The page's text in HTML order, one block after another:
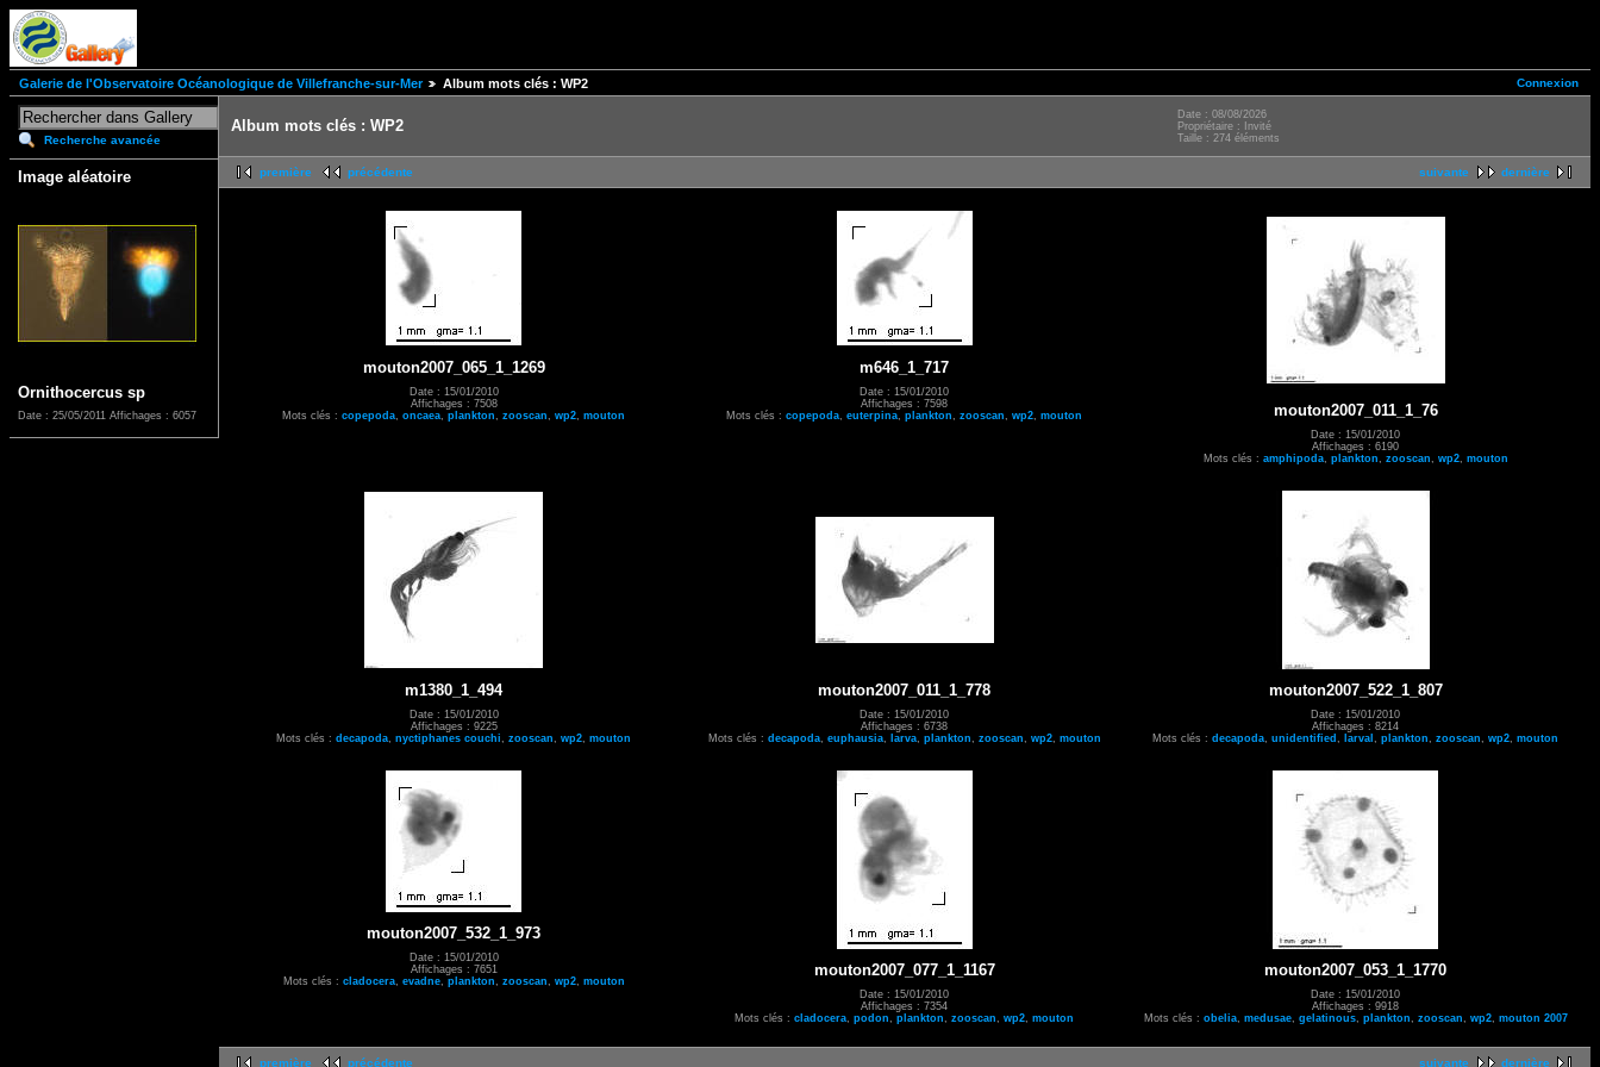
Connexion
Galerie de l'Observatoire Océanologique de Villefranche-sur-Mer Album mots clés : WP2
Recherche avancée
Image aléatoire
Ornithocercus sp
Date : 25/05/2011 Affichages : 6057
Album mots clés : WP2
Date : 08/08/2026
Propriétaire : Invité
Taille : 274 éléments
suivante dernière
première précédente
mouton2007_065_1_1269
Date : 15/01/2010
Affichages : 7508
Mots clés : copepoda oncaea plankton zooscan wp2 mouton
m646_1_717
Date : 15/01/2010
Affichages : 7598
Mots clés : copepoda euterpina plankton zooscan wp2 mouton mouton2007_011_1_76
Date : 15/01/2010
Affichages : 6190
Mots clés : amphipoda, plankton zooscan wp2, mouton
m1380_1_494
Date : 15/01/2010
Affichages : 9225
Mots clés : decapoda nyctiphanes couchi zooscan wp2 mouton
mouton2007_011_1_778
Date : 15/01/2010
Affichages : 6738
Mots clés : decapoda, euphausia, larva, plankton zooscan wp2, mouton
mouton2007_522_1_807
Date : 15/01/2010
Affichages : 8214
Mots clés : decapoda unidentified larval plankton zooscan wp2 mouton
mouton2007_532_1_973
Date : 15/01/2010
Affichages : 7651
Mots clés : cladocera, evadne, plankton zooscan wp2, mouton
mouton2007_077_1_1167
Date : 15/01/2010
Affichages : 7354
Mots clés : cladocera podon plankton zooscan wp2 mouton
mouton2007_053_1_1770
Date : 15/01/2010
Affichages : 9918
Mots clés : obelia, medusae, gelatinous, plankton zooscan wp2, mouton 2007
suivante dernière
première précédente